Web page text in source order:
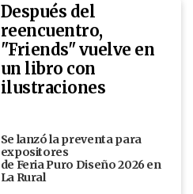
Después del
reencuentro,
"Friends" vuelve en
un libro con
ilustraciones
Se lanzó la preventa para
expositores
de Feria Puro Diseño 2026 en
La Rural